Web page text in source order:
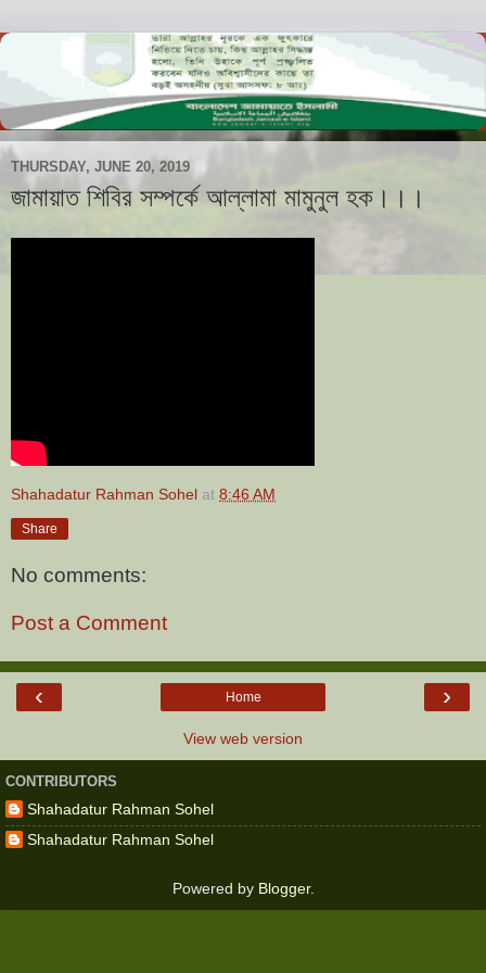
THURSDAY, JUNE 20, 2019
জামায়াত শিবির সম্পর্কে আল্লামা মামুনুল হক।।।
Shahadatur Rahman Sohel at 8:46 AM
Share
No comments:
Post a Comment
‹ ›
Home
View web version
CONTRIBUTORS
Shahadatur Rahman Sohel
Shahadatur Rahman Sohel
Powered by Blogger.